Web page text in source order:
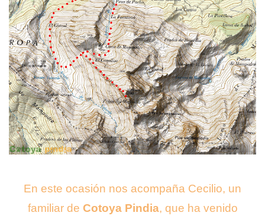
En este ocasión nos acompaña Cecilio, un
familiar de Cotoya Pindia, que ha venido